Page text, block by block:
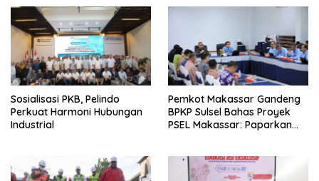
Sosialisasi PKB, Pelindo
Perkuat Harmoni Hubungan
Industrial
Pemkot Makassar Gandeng
BPKP Sulsel Bahas Proyek
PSEL Makassar: Paparkan